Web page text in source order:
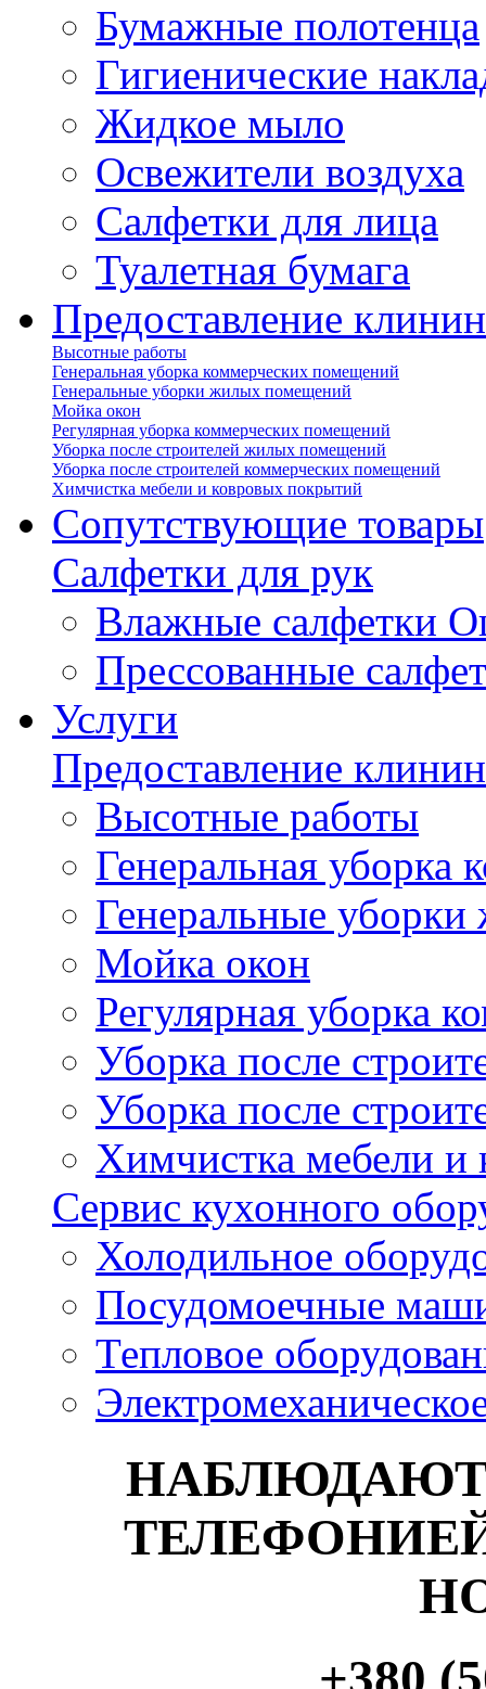
Бумажные полотенца
Гигиенические
Жидкое мыло
Освежители воздуха
Салфетки для лица
Туалетная бумага
Предоставление
Высотные работы
Генеральная уборка коммерческих помещений
Генеральные уборки жилых помещений
Мойка окон
Регулярная уборка коммерческих помещений
Уборка после строителей жилых помещений
Уборка после строителей коммерческих помещений
Химчистка мебели и ковровых покрытий
Сопутствующие товары
Салфетки для рук
Влажные салфетки
Прессованные
Услуги
Предоставление
Высотные работы
Генеральная
Генеральные
Мойка окон
Регулярная уборка
Уборка после
Уборка после
Химчистка мебели
Сервис кухонного
Холодильное
Посудомоечные
Тепловое